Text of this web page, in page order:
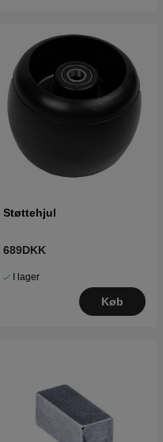
Støttehjul
689DKK
I lager
Køb